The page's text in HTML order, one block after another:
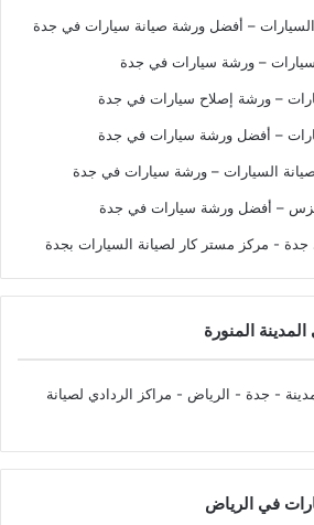
السيارات – أفضل ورشة صيانة سيارات في جدة
– ورشة سيارات في جدة
– ورشة إصلاح سيارات في جدة
– أفضل ورشة سيارات في جدة
السيارات – ورشة سيارات في جدة
لكزس – أفضل ورشة سيارات في جدة
جدة - مركز مستر كار لصيانة السيارات بجدة
المنورة
- جدة - الرياض - مراكز الردادي لصيانة
في الرياض